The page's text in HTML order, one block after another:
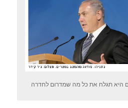
היא תגלח את כל מה שמדרום לחדרה